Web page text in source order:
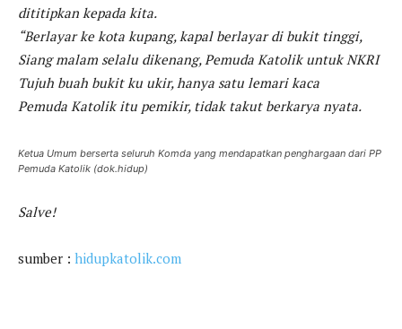
dititipkan kepada kita.
“Berlayar ke kota kupang, kapal berlayar di bukit tinggi,
Siang malam selalu dikenang, Pemuda Katolik untuk NKRI
Tujuh buah bukit ku ukir, hanya satu lemari kaca
Pemuda Katolik itu pemikir, tidak takut berkarya nyata.
Ketua Umum berserta seluruh Komda yang mendapatkan penghargaan dari PP
Pemuda Katolik (dok.hidup)
Salve!
sumber : hidupkatolik.com